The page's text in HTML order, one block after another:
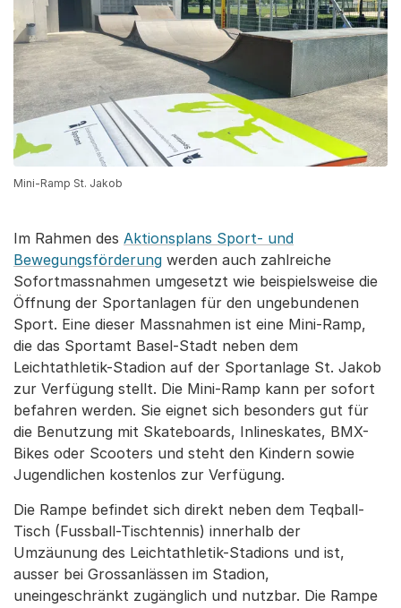
Mini-Ramp St. Jakob
Im Rahmen des Aktionsplans Sport- und
Bewegungsförderung werden auch zahlreiche
Sofortmassnahmen umgesetzt wie beispielsweise die
Öffnung der Sportanlagen für den ungebundenen
Sport. Eine dieser Massnahmen ist eine Mini-Ramp,
die das Sportamt Basel-Stadt neben dem
Leichtathletik-Stadion auf der Sportanlage St. Jakob
zur Verfügung stellt. Die Mini-Ramp kann per sofort
befahren werden. Sie eignet sich besonders gut für
die Benutzung mit Skateboards, Inlineskates, BMX-
Bikes oder Scooters und steht den Kindern sowie
Jugendlichen kostenlos zur Verfügung.
Die Rampe befindet sich direkt neben dem Teqball-
Tisch (Fussball-Tischtennis) innerhalb der
Umzäunung des Leichtathletik-Stadions und ist,
ausser bei Grossanlässen im Stadion,
uneingeschränkt zugänglich und nutzbar. Die Rampe